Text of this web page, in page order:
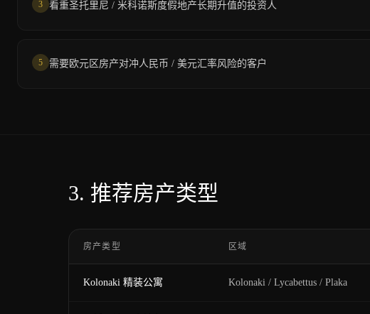
3 看重圣托里尼 / 米科诺斯度假地产长期升值的投资人
5 需要欧元区房产对冲人民币 / 美元汇率风险的客户
3. 推荐房产类型
房产类型 区域
Kolonaki 精装公寓 Kolonaki / Lycabettus / Plaka